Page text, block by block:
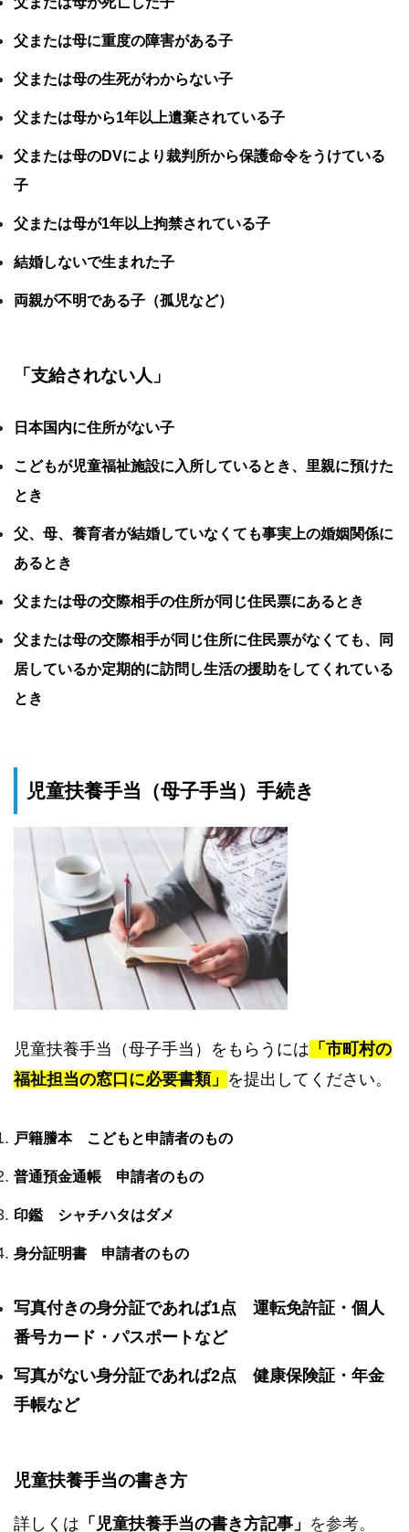
父または母に重度の障害がある子
父または母の生死がわからない子
父または母から1年以上遺棄されている子
父または母のDVにより裁判所から保護命令をうけている
子
父または母が1年以上拘禁されている子
結婚しないで生まれた子
両親が不明である子（孤児など）
「支給されない人」
日本国内に住所がない子
こどもが児童福祉施設に入所しているとき、里親に預けた
とき
父、母、養育者が結婚していなくても事実上の婚姻関係に
あるとき
父または母の交際相手の住所が同じ住民票にあるとき
父または母の交際相手が同じ住所に住民票がなくても、同
居しているか定期的に訪問し生活の援助をしてくれている
とき
児童扶養手当（母子手当）手続き
児童扶養手当（母子手当）をもらうには 「市町村の
福祉担当の窓口に必要書類」 を提出してください。
戸籍謄本 こどもと申請者のもの
普通預金通帳 申請者のもの
印鑑 シャチハタはダメ
身分証明書 申請者のもの
写真付きの身分証であれば1点 運転免許証・個人
番号カード・パスポートなど
写真がない身分証であれば2点 健康保険証・年金
手帳など
児童扶養手当の書き方
詳しくは 「児童扶養手当の書き方記事」 を参考。